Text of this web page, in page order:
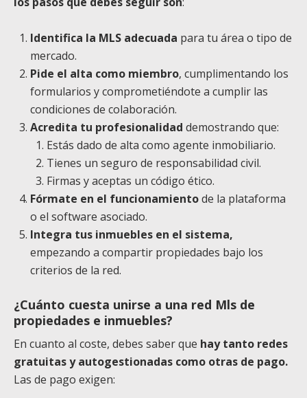
Identifica la MLS adecuada para tu área o tipo de
mercado.
Pide el alta como miembro, cumplimentando los
formularios y comprometiéndote a cumplir las
condiciones de colaboración.
Acredita tu profesionalidad demostrando que:
Estás dado de alta como agente inmobiliario.
Tienes un seguro de responsabilidad civil.
Firmas y aceptas un código ético.
Fórmate en el funcionamientode la plataforma
o el software asociado.
Integra tus inmuebles en el sistema,
empezando a compartir propiedades bajo los
criterios de la red.
¿Cuánto cuesta unirse a una red Mls de
propiedades e inmuebles?
En cuanto al coste, debes saber que hay tanto redes
gratuitas y autogestionadas como otras de pago.
Las de pago exigen: